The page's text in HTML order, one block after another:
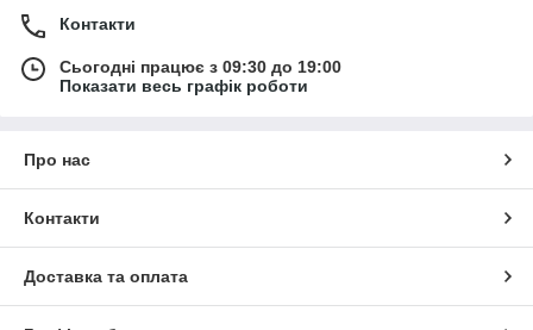
Контакти
Сьогодні працює з 09:30 до 19:00
Показати весь графік роботи
Про нас
Контакти
Доставка та оплата